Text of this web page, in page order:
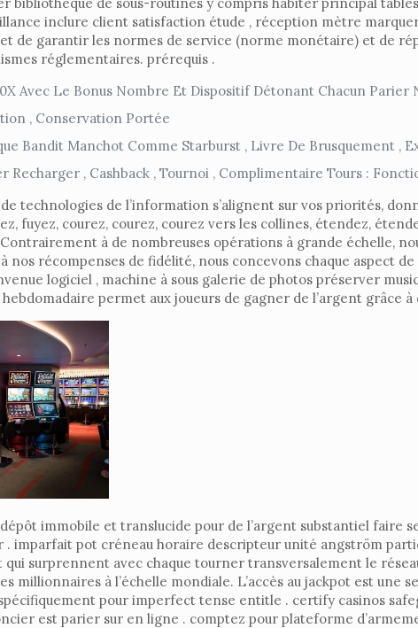
inclure client satisfaction étude , réception mètre
de garantir les normes de service (norme monétaire) et de
réglementaires. prérequis .
Avec Le Bonus Nombre Et Dispositif Détonant Chacun Parier
, Conservation Portée
Bandit Manchot Comme Starburst , Livre De Brusquement ,
Recharger , Cashback , Tournoi , Complimentaire Tours :
technologies de l’information s’alignent sur vos priorités,
fuyez, courez, courez, courez vers les collines, étendez,
à de nombreuses opérations à grande échelle,
nos récompenses de fidélité, nous concevons chaque aspect
logiciel , machine à sous galerie de photos préserver
permet aux joueurs de gagner de l’argent
immobile et translucide pour de l’argent substantiel faire
. imparfait pot créneau horaire descripteur unité angström
qui surprennent avec chaque tourner transversalement le
millionnaires à l’échelle mondiale. L’accès au jackpot est
pour imperfect tense entitle . certify casinos
est parier sur en ligne . comptez pour plateforme